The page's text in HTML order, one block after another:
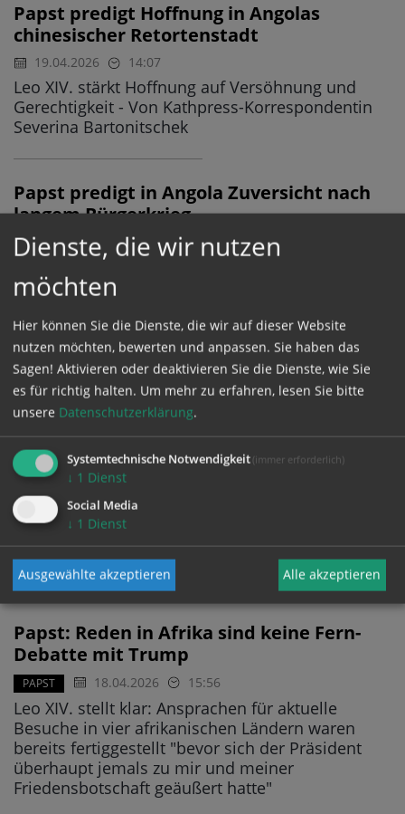
Papst predigt Hoffnung in Angolas
chinesischer Retortenstadt
19.04.2026 14:07
Leo XIV. stärkt Hoffnung auf Versöhnung und
Gerechtigkeit - Von Kathpress-Korrespondentin
Severina Bartonitschek
Papst predigt in Angola Zuversicht nach
langem Bürgerkrieg
AFRIKAREISE 19.04.2026 12:28
Hauptstadt Luanda - Leo XIV. ruft dazu auf, Hass
und dürstet nach Hoffnung, Frieden und
Geschwisterlichkeit"
Papst beklagt Ausbeutung und
Knechtschaft in Angola
18.04.2026 18:55
Angola ist das größte und rohstoffreichste der
vier Länder, die Papst Leo XIV. auf seiner langen
Afrikareise besucht - Gleich zu Beginn benannte
er am Samstag die dortigen Probleme und sparte
nicht mit Kritik an den Herrschenden
Papst: Reden in Afrika sind keine Fern-
Debatte mit Trump
PAPST 18.04.2026 15:56
Leo XIV. stellt klar: Ansprachen für aktuelle
Besuche in vier afrikanischen Ländern waren
bereits fertiggestellt "bevor sich der Präsident
überhaupt jemals zu mir und meiner
Friedensbotschaft geäußert hatte"
Dienste, die wir nutzen
möchten
Hier können Sie die Dienste, die wir auf dieser Website
nutzen möchten, bewerten und anpassen. Sie haben das
Sagen! Aktivieren oder deaktivieren Sie die Dienste, wie Sie
es für richtig halten. Um mehr zu erfahren, lesen Sie bitte
unsere Datenschutzerklärung.
Systemtechnische Notwendigkeit (immer erforderlich)
↓ 1 Dienst
Social Media
↓ 1 Dienst
Ausgewählte akzeptieren Alle akzeptieren